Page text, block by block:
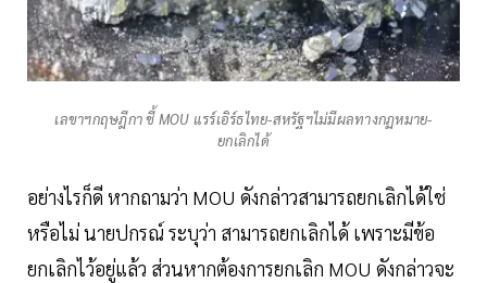
เลขาฯกฤษฎีกา ชี้ MOU แรร์เอิร์ธไทย-สหรัฐฯไม่มีผลทางกฏหมาย-
ยกเลิกได้
อย่างไรก็ดี หากถามว่า MOU ดังกล่าวสามารถยกเลิกได้ใช่
หรือไม่ นายปกรณ์ ระบุว่า สามารถยกเลิกได้ เพราะมีข้อ
ยกเลิกไว้อยู่แล้ว ส่วนหากต้องการยกเลิก MOU ดังกล่าวจะ